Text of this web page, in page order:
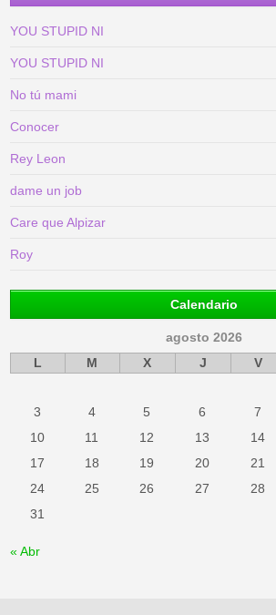
YOU STUPID NI
YOU STUPID NI
No tú mami
Conocer
Rey Leon
dame un job
Care que Alpizar
Roy
Calendario
agosto 2026
L
M X J V
3
4 5 6 7
10
11 12 13 14
17
18 19 20 21
24
25 26 27 28
31
« Abr